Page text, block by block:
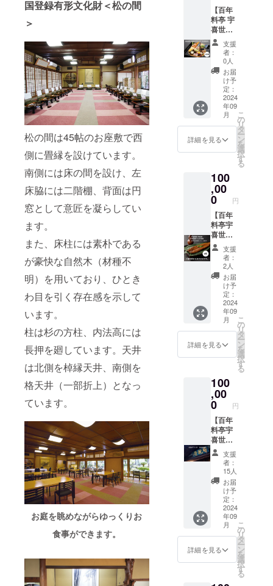
国登録有形文化財＜松の間
＞
松の間は45帖のお座敷で西
側に畳縁を設けています。
南側には床の間を設け、左
床脇には二階棚、背面は円
窓として意匠を凝らしてい
ます。
また、床柱には素朴である
が豪快な自然木（材種不
明）を用いており、ひとき
わ目を引く存在感を示して
います。
柱は杉の方柱、内法高には
長押を廻しています。天井
は北側を棹縁天井、南側を
格天井（一部折上）となっ
ています。
お庭を眺めながらゆっくりお
食事ができます。
合】 以
下の内
容を備
考欄に
ご記載
くださ
い。 送
付先の
お名
前： 送
付先ご
住所：
送付先
号： 送
り主の
前： 送
り主の
電話番
号： ----
-----------
-----------
-----------
-----------
-------
たお庭
を眺め
ること
が出来
る個室
をご用
意致し
ます。
（当日
の予約
状況に
よりご
用意で
場合が
ござい
■ご支援
者様の
お名前
（法人
名）を
公式HP
でご紹
介させ
ていた
だきま
す。備
考欄へ
希望名
をご記
入くだ
さい
される
場合は
くださ
い） ＊
掲載期
間：
2024年
9月15日
から1年
間掲載
＊掲載
方法：
文字の
でご紹
介させ
ていた
だきま
す。備
考欄へ
希望名
をご記
入くだ
さい
（辞退
される
場合は
その旨
掲載期
間：
2024年
から1年
間掲載
＊掲載
方法：
文字の
材料及
び添加
物等の
食品表
示はお
届け商
品のラ
ベルに
品開封
前には
必ずお
ターン
に貼付
された
ラベル
や注意
書きを
ご確認
下さ
い。 ----
-----------
-----------
-----------
-----------
-----
者様の
お名前
（法人
名）を
公式HP
でご紹
介させ
ていた
だきま
す。備
考欄へ
希望名
をご記
入くだ
場合は
その旨
ご記入
くださ
い） ＊
掲載期
間：
2024年
9月15日
から1年
間掲載
＊掲載
方法：
文字の
のリ
ターン
は、応
円、
20,000
円、
100,000
円、
500,000
円、
1,000,0
00円の
リター
ンと同
じ内容
になり
ます。
【百年
料亭 宇
喜世
夜会席
ご招待
プラン
Ａ＜1名
様＞】
■心から
感謝の
気持ち
を込め
てお礼
のメー
ルを送
だきま
す。 ■
宇喜世
で
15,000
円相当
の会席
料理を1
名ご招
待。
（有効
期限
2025年
3月末
日） ＊
2024年
9月頃、
夜会席
ご招待
ていた
だきま
す。 ＊
夜会席
営業時
間：
17：00
～22：
00（不
定休）
＊宇喜
世まで
の交通
費、宿
泊費は
支援者
様のご
負担で
お願い
支援
者：
0人
お届
け予
定：
2024
年09
月
詳細を見る
こ
の
リ
タ
ー
ン
を
選
択
す
る
100
,00
0 円
【百年
料亭宇
喜世
名物冷
凍うな
ぎ蒲焼
プラン
Ｃ＜6尾
＞】 ■
心から
感謝の
気持ち
を込め
てお礼
のメー
ていた
だきま
す。 ■
名物冷
凍うな
ぎ蒲
焼 6尾
（3尾入
れ2箱）
を送ら
せてい
ただき
ます。
（ご贈
答用に
もご利
用いた
だけま
す。）
■ご支援
支援
者：
2人
お届
け予
定：
2024
年09
月
詳細を見る
こ
の
リ
タ
ー
ン
を
選
択
す
る
100
,00
0 円
【百年
料亭宇
喜世
応援プ
ランＤ
100,000
円＞】
■心から
感謝の
気持ち
を込め
てお礼
のメー
ルを送
支援
者：
15人
お届
け予
定：
2024
年09
月
詳細を見る
こ
の
リ
タ
ー
ン
を
選
択
す
る